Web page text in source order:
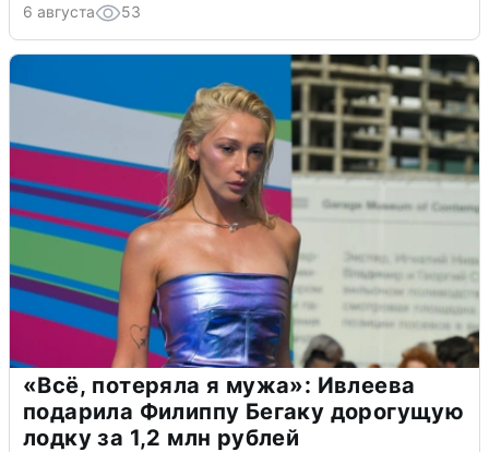
6 августа 53
«Всё, потеряла я мужа»: Ивлеева
подарила Филиппу Бегаку дорогущую
лодку за 1,2 млн рублей